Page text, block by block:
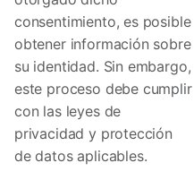
consentimiento, es posible
obtener información sobre
su identidad. Sin embargo,
este proceso debe cumplir
con las leyes de
privacidad y protección
de datos aplicables.